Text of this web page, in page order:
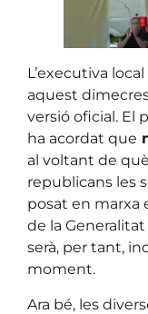
L’executiva
aquest
versió oficial. El
ha acordat que
al voltant de
republicans les
posat en marxa
de la Generalitat
serà, per tant,
moment.
Ara bé, les